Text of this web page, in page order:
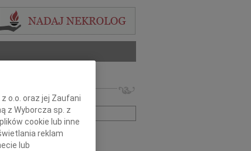
lub numer ogłoszenia:
+ szukanie zaawansowane
o.o. oraz jej Zaufani
z Wyborcza sp. z
cookie lub inne
reklam
lub